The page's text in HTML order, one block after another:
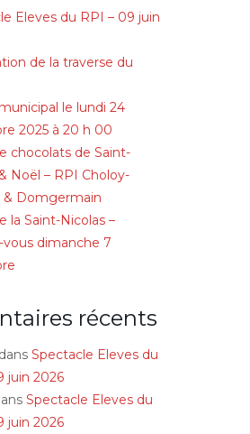
Eleves du RPI – 09 juin
de la traverse du
le lundi 24
2025 à 20 h 00
chocolats de Saint-
Noël – RPI Choloy-
& Domgermain
la Saint-Nicolas –
vous dimanche 7
récents
dans Spectacle Eleves du
juin 2026
Spectacle Eleves du
juin 2026